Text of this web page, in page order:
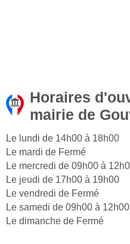
Horaires
mairie de
Le lundi de 14h00 à 18h00
Le mardi de Fermé
Le mercredi de 09h00 à
Le jeudi de 17h00 à 19h00
Le vendredi de Fermé
Le samedi de 09h00 à 12h00
Le dimanche de Fermé